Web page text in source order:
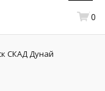
0
СКАД Дунай